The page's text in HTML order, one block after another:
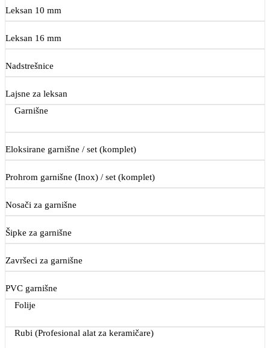
Leksan 10 mm
Leksan 16 mm
Nadstrešnice
Lajsne za leksan
Garnišne
Eloksirane garnišne / set (komplet)
Prohrom garnišne (Inox) / set (komplet)
Nosači za garnišne
Šipke za garnišne
Završeci za garnišne
PVC garnišne
Folije
Rubi (Profesional alat za keramičare)